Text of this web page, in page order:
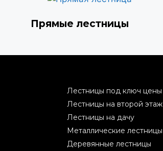
Прямые лестницы
Лестницы под ключ цены
Лестницы на второй этаж
Лестницы на дачу
Металлические лестницы
Деревянные лестницы